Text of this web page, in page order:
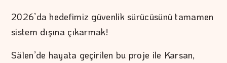
2026’da hedefimiz güvenlik sürücüsünü tamamen
sistem dışına çıkarmak!
Sälen’de hayata geçirilen bu proje ile Karsan,